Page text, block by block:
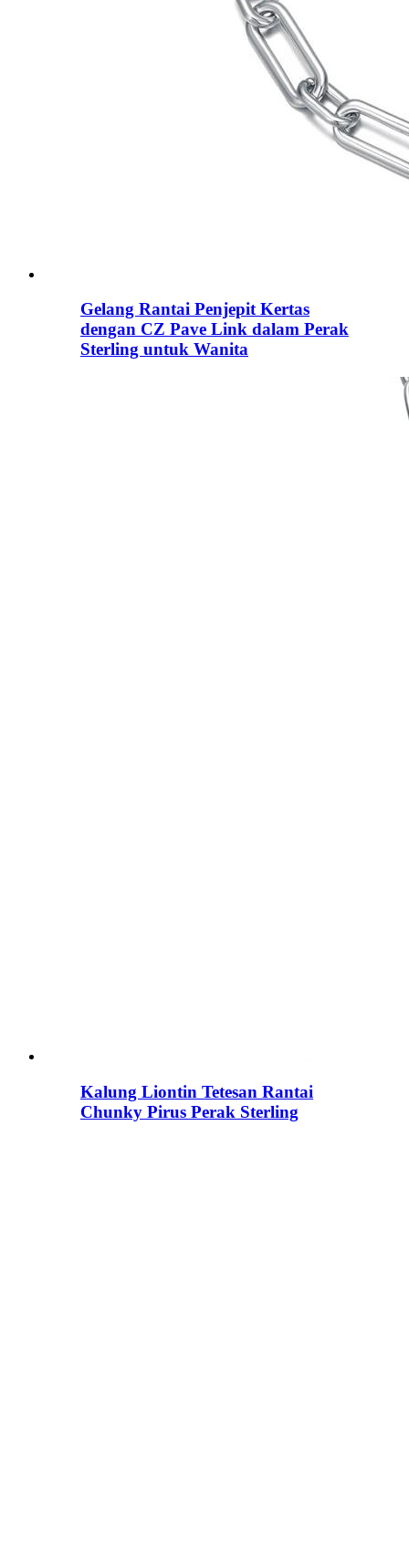
Gelang Rantai Penjepit Kertas
dengan CZ Pave Link dalam Perak
Sterling untuk Wanita
Kalung Liontin Tetesan Rantai
Chunky Pirus Perak Sterling